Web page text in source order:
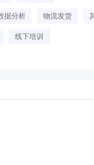
据分析 物流发货
线下培训